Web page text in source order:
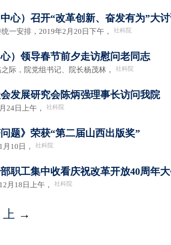
心）召开“改革创新、奋发有为”大
一安排，2019年2月20日下午， 社科院
）领导春节前夕走访慰问老同志
际，院党组书记、院长杨茂林， 社科院
发展研究会陈炳强理事长访问我院
24日上午， 社科院
问题》荣获“第二届山西出版奖”
月10日， 社科院
职工集中收看庆祝改革开放40周年
月18日上午， 社科院
上 →